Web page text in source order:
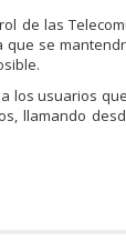
de las
se
a los usuarios
llamando